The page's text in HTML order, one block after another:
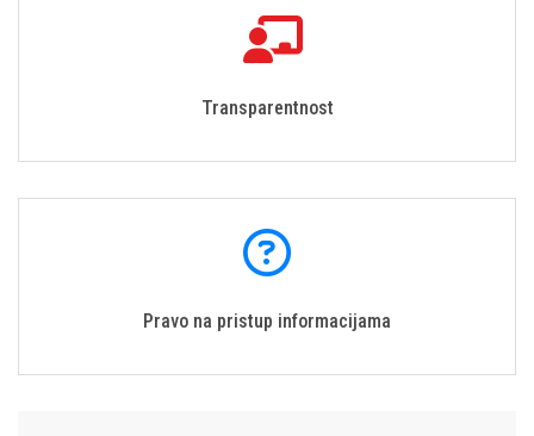
Transparentnost
Pravo na pristup informacijama